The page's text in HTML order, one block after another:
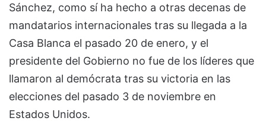
Sánchez, como sí ha hecho a otras decenas de
mandatarios internacionales tras su llegada a la
Casa Blanca el pasado 20 de enero, y el
presidente del Gobierno no fue de los líderes que
llamaron al demócrata tras su victoria en las
elecciones del pasado 3 de noviembre en
Estados Unidos.